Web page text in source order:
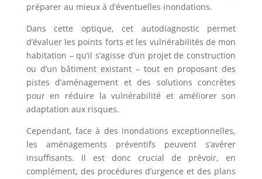
préparer au mieux à d’éventuelles inondations.
Dans cette optique, cet autodiagnostic permet
d’évaluer les points forts et les vulnérabilités de mon
habitation – qu’il s’agisse d’un projet de construction
ou d’un bâtiment existant – tout en proposant des
pistes d’aménagement et des solutions concrètes
pour en réduire la vulnérabilité et améliorer son
adaptation aux risques.
Cependant, face à des inondations exceptionnelles,
les aménagements préventifs peuvent s’avérer
insuffisants. Il est donc crucial de prévoir, en
complément, des procédures d’urgence et des plans